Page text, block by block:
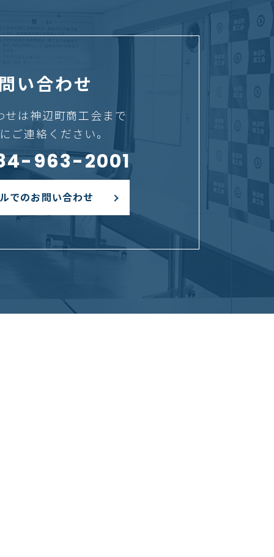
い合わせ
せは神辺町商工会まで
ご連絡ください。
963-2001
でのお問い合わせ